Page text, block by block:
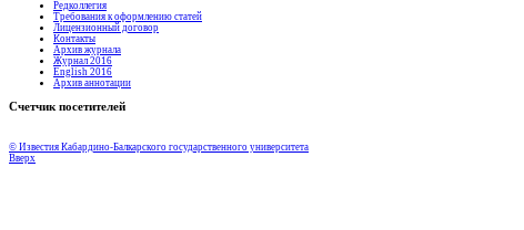
Редколлегия
Требования к оформлению статей
Лицензионный договор
Контакты
Архив журнала
Журнал 2016
English 2016
Архив аннотации
Счетчик посетителей
© Известия Кабардино-Балкарского государственного университета
Вверх